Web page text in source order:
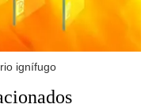
ignífugo